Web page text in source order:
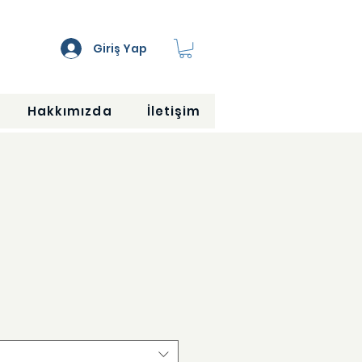
Giriş Yap
Hakkımızda İletişim